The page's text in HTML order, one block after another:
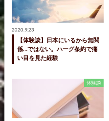
2020.9.23
【体験談】日本にいるから無関
係…ではない。ハーグ条約で痛
い目を見た経験
体験談